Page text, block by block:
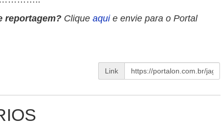
reportagem? Clique aqui e envie para o Portal
Link